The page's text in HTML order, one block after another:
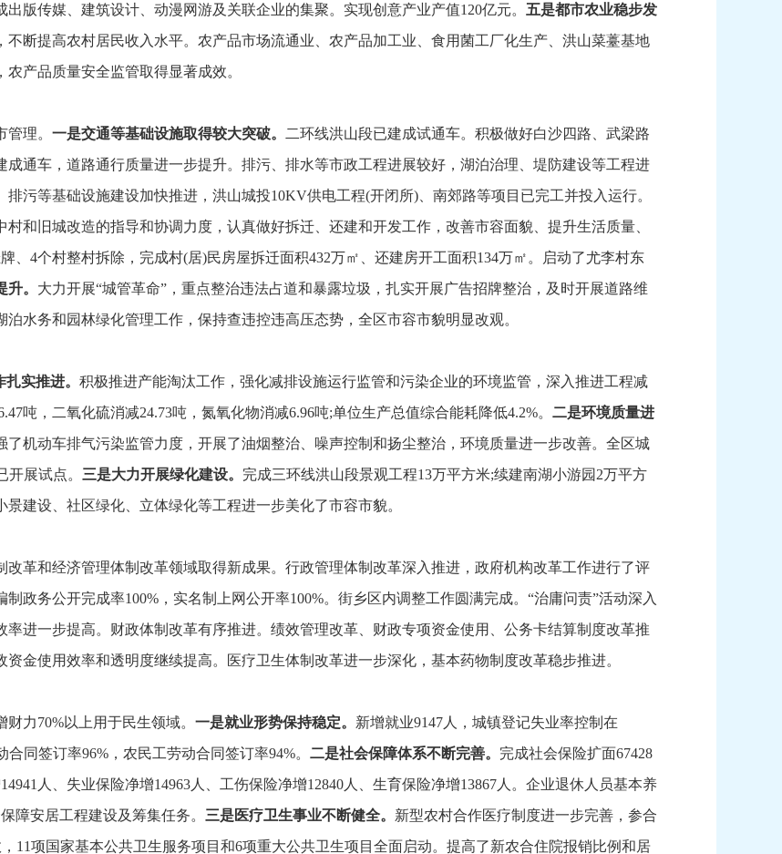
出版传媒、 建筑设计、 动漫网游及关联企业的集聚。 实现创意产业产值120亿元。 五是都市农业稳步发
不断提高农村居民收入水平。 农产品市场流通业、 农产品加工业、 食用菌工厂化生产、 洪山菜薹基地
农产品质量安全监管取得显著成效。
理。 一是交通等基础设施取得较大突破。 二环线洪山段已建成试通车。 积极做好白沙四路、 武梁路
通车， 道路通行质量进一步提升。 排污、 排水等市政工程进展较好， 湖泊治理、 堤防建设等工程进
排污等基础设施建设加快推进， 洪山城投10KV供电工程(开闭所)、 南郊路等项目已完工并投入运行。
村和旧城改造的指导和协调力度， 认真做好拆迁、 还建和开发工作， 改善市容面貌、 提升生活质量、
、 4个村整村拆除， 完成村(居)民房屋拆迁面积432万㎡、 还建房开工面积134万㎡。
启动了尤李村东
。 大力开展“城管革命”， 重点整治违法占道和暴露垃圾， 扎实开展广告招牌整治， 及时开展道路维
泊水务和园林绿化管理工作， 保持查违控违高压态势， 全区市容市貌明显改观。
实推进。 积极推进产能淘汰工作， 强化减排设施运行监管和污染企业的环境监管， 深入推进工程减
吨， 二氧化硫消减24.73吨， 氮氧化物消减6.96吨;单位生产总值综合能耗降低4.2%。 二是环境质量进
了机动车排气污染监管力度， 开展了油烟整治、 噪声控制和扬尘整治， 环境质量进一步改善。 全区城
开展试点。 三是大力开展绿化建设。 完成三环线洪山段景观工程13万平方米;续建南湖小游园2万平方
景建设、 社区绿化、 立体绿化等工程进一步美化了市容市貌。
改革和经济管理体制改革领域取得新成果。 行政管理体制改革深入推进， 政府机构改革工作进行了评
制政务公开完成率100%， 实名制上网公开率100%。 街乡区内调整工作圆满完成。 “治庸问责”活动深入
率进一步提高。 财政体制改革有序推进。 绩效管理改革、 财政专项资金使用、 公务卡结算制度改革推
资金使用效率和透明度继续提高。 医疗卫生体制改革进一步深化， 基本药物制度改革稳步推进。
财力70%以上用于民生领域。 一是就业形势保持稳定。 新增就业9147人， 城镇登记失业率控制在
同签订率96%， 农民工劳动合同签订率94%。 二是社会保障体系不断完善。 完成社会保险扩面67428
人、 失业保险净增14963人、 工伤保险净增12840人、 生育保险净增13867人。 企业退休人员基本养
障安居工程建设及筹集任务。 三是医疗卫生事业不断健全。 新型农村合作医疗制度进一步完善， 参合
11项国家基本公共卫生服务项目和6项重大公共卫生项目全面启动。 提高了新农合住院报销比例和居